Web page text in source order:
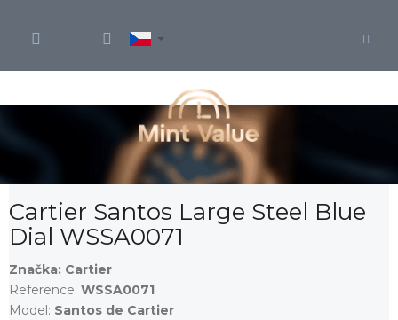
obsah
Cartier Santos Large Steel Blue
Dial WSSA0071
Značka: Cartier
Reference: WSSA0071
Model: Santos de Cartier